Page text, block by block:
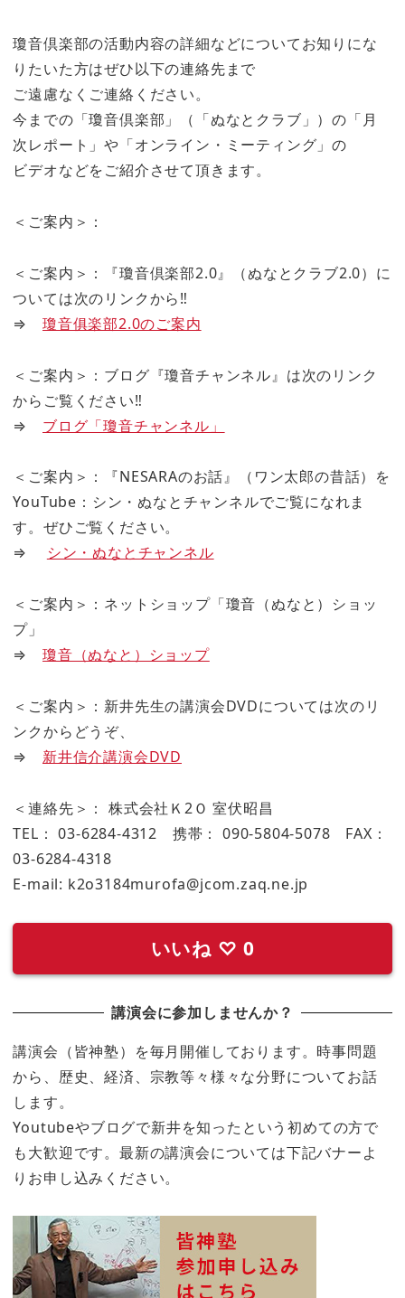
瓊音倶楽部の活動内容の詳細などについてお知りにな
りたいた方はぜひ以下の連絡先まで
ご遠慮なくご連絡ください。
今までの「瓊音倶楽部」（「ぬなとクラブ」）の「月
次レポート」や「オンライン・ミーティング」の
ビデオなどをご紹介させて頂きます。
＜ご案内＞：
＜ご案内＞：『瓊音倶楽部2.0』（ぬなとクラブ2.0）に
ついては次のリンクから‼
⇒ 瓊音俱楽部2.0のご案内
＜ご案内＞：ブログ『瓊音チャンネル』は次のリンク
からご覧ください‼
⇒ ブログ「瓊音チャンネル」
＜ご案内＞：『NESARAのお話』（ワン太郎の昔話）を
YouTube：シン・ぬなとチャンネルでご覧になれま
す。ぜひご覧ください。
⇒
シン・ぬなとチャンネル
＜ご案内＞：ネットショップ「瓊音（ぬなと）ショッ
プ」
⇒ 瓊音（ぬなと）ショップ
＜ご案内＞：新井先生の講演会DVDについては次のリ
ンクからどうぞ、
⇒ 新井信介講演会DVD
＜連絡先＞： 株式会社Ｋ2Ｏ 室伏昭昌
TEL： 03-6284-4312 携帯： 090-5804-5078 FAX：
03-6284-4318
E-mail: k2o3184murofa@jcom.zaq.ne.jp
いいね ♡ 0
講演会に参加しませんか？
講演会（皆神塾）を毎月開催しております。時事問題
から、歴史、経済、宗教等々様々な分野についてお話
します。
Youtubeやブログで新井を知ったという初めての方で
も大歓迎です。最新の講演会については下記バナーよ
りお申し込みください。